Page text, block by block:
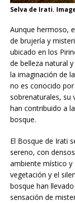
Selva de Irati.
Aunque hermoso,
de brujería y
ubicado en los
de belleza natural
la imaginación de
no es conocido
sobrenaturales, su
han contribuido a
bosque.
El Bosque de Irati
sereno, con
ambiente místico y
vegetación y el
bosque han
sensación de